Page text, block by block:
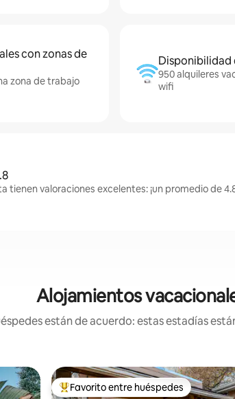
con zonas de
zona de trabajo
Disponibilidad
950 alquileres
wifi
tienen valoraciones excelentes: ¡un promedio de
Alojamientos
están de acuerdo: estas estadías
Favorito entre huéspedes preferido
Favorito entre huéspedes